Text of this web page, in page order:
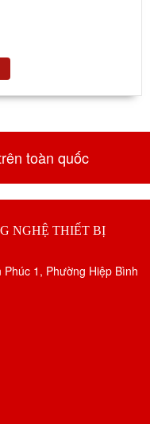
toàn quốc
NGHỆ THIẾT BỊ
1, Phường Hiệp Bình